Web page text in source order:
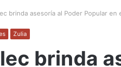
brinda asesoría al Poder Popular
Zulia
brinda